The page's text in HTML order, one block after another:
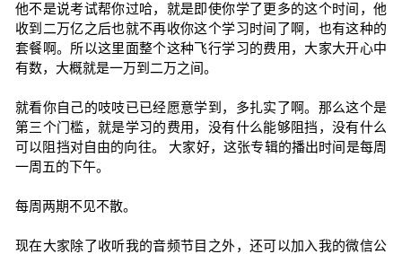
他不是说考试帮你过哈，就是即使你学了更多的这个时间，他
收到二万亿之后也就不再收你这个学习时间了啊，也有这种的
套餐啊。所以这里面整个这种飞行学习的费用，大家大开心中
有数，大概就是一万到二万之间。
就看你自己的吱吱已已经愿意学到，多扎实了啊。那么这个是
第三个门槛，就是学习的费用，没有什么能够阻挡，没有什么
可以阻挡对自由的向往。 大家好，这张专辑的播出时间是每周
一周五的下午。
每周两期不见不散。
现在大家除了收听我的音频节目之外，还可以加入我的微信公